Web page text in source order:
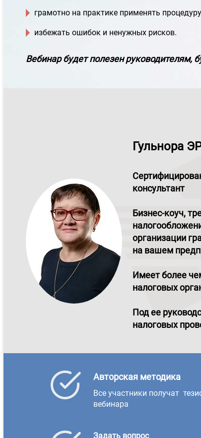
грамотно на практике применять
избежать ошибок и ненужных рисков.
Вебинар будет полезен руководителям,
Гульнора
консультант
Бизнес-коуч,
организации
на вашем
Имеет более
налоговых
Под ее
налоговых
Авторская методика
Все участники получат
вебинара
Задать вопрос